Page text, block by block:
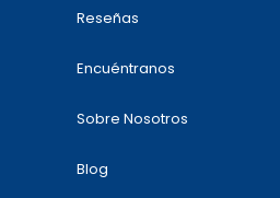
Reseñas
Encuéntranos
Sobre Nosotros
Blog